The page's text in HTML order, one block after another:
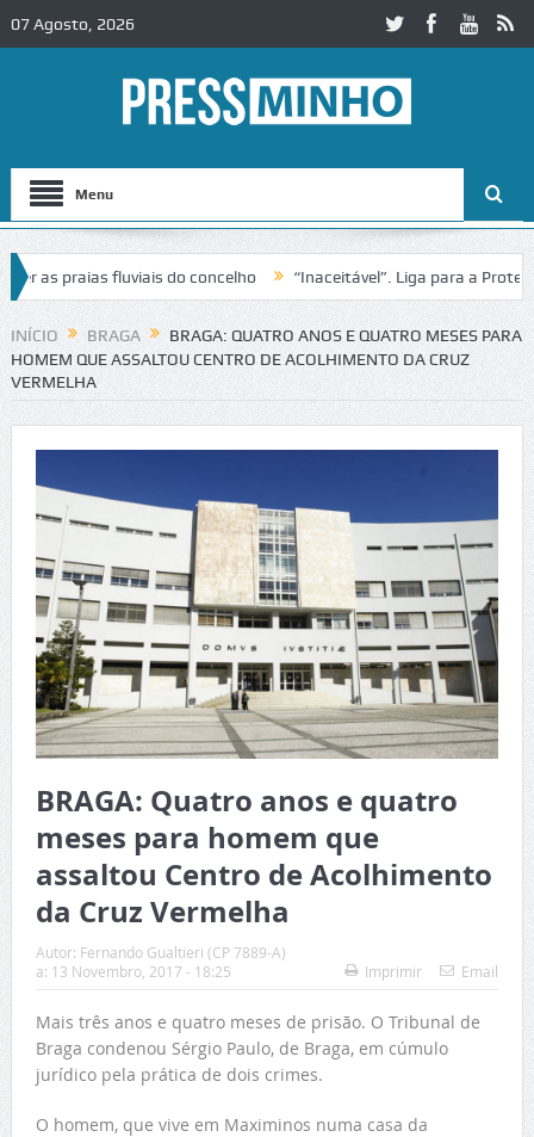
07 Agosto, 2026
Menu
praias fluviais do concelho “Inaceitável”. Liga para a Proteção
de trânsito no IC2 em Alcobaça Igreja do Castelo de
INÍCIO BRAGA
BRAGA: QUATRO ANOS E QUATRO MESES PARA
HOMEM QUE ASSALTOU CENTRO DE ACOLHIMENTO DA CRUZ
VERMELHA
BRAGA: Quatro anos e quatro
meses para homem que
assaltou Centro de Acolhimento
da Cruz Vermelha
Autor: Fernando Gualtieri (CP 7889-A)
a: 13 Novembro, 2017 - 18:25 Imprimir Email
Mais três anos e quatro meses de prisão. O Tribunal de
Braga condenou Sérgio Paulo, de Braga, em cúmulo
jurídico pela prática de dois crimes.
O homem, que vive em Maximinos numa casa da